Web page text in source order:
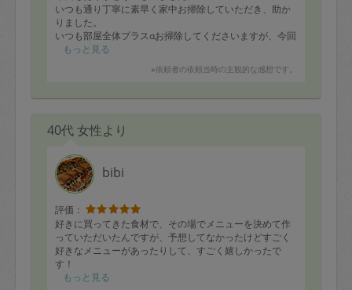
き、それをもとに買い出しをいたしましたが、今後慣れ
てきたら冷蔵庫にある食材でご相談させて頂けたらあり
がたいです。
それにしても、どのメニューも濃すぎない味付けなのに
本当にありがとうございました！また次回もよろしくお
いつも通り丁寧に素早く家中お掃除していただき、助か
りました。
いつも部屋全体プラスαお掃除してくださいますが、今回
はベランダの網戸を綺麗に拭いてくださいました！
しくお願いいたします。
もっと見る
※依頼者の依頼当時の主観的な感想です。
40代 女性より
bibi
評価：
好きに買ってきた食材で、その場でメニューを決めて作
っていただいたんですが、予想してなかったけどすごく
好きなメニューがあったりして、すごく嬉しかったで
す！
もっと見る